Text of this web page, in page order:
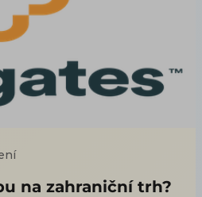
na zahraniční trh?